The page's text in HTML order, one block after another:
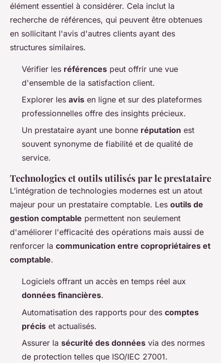
élément essentiel à considérer. Cela inclut la
recherche de références, qui peuvent être obtenues
en sollicitant l'avis d'autres clients ayant des
structures similaires.
Vérifier les références peut offrir une vue
d'ensemble de la satisfaction client.
Explorer les avis en ligne et sur des plateformes
professionnelles offre des insights précieux.
Un prestataire ayant une bonne réputation est
souvent synonyme de fiabilité et de qualité de
service.
Technologies et outils utilisés par le prestataire
L’intégration de technologies modernes est un atout
majeur pour un prestataire comptable. Les outils de
gestion comptable permettent non seulement
d'améliorer l'efficacité des opérations mais aussi de
renforcer la communication entre copropriétaires et
comptable.
Logiciels offrant un accès en temps réel aux
données financières.
Automatisation des rapports pour des comptes
précis et actualisés.
Assurer la sécurité des données via des normes
de protection telles que ISO/IEC 27001.